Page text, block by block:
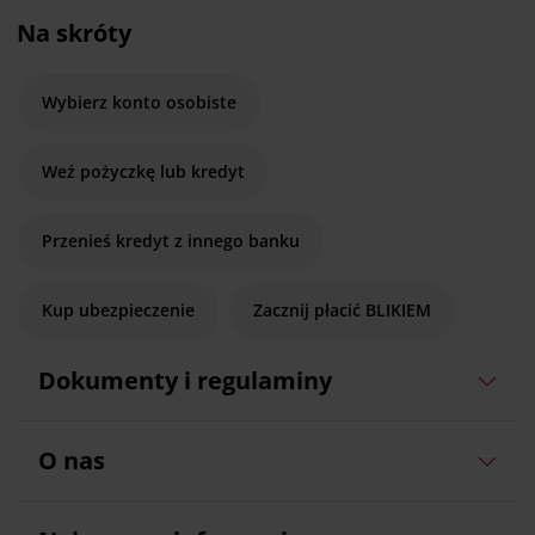
Na skróty
Wybierz konto osobiste
Weź pożyczkę lub kredyt
Przenieś kredyt z innego banku
Kup ubezpieczenie Zacznij płacić BLIKIEM
Dokumenty i regulaminy
O nas